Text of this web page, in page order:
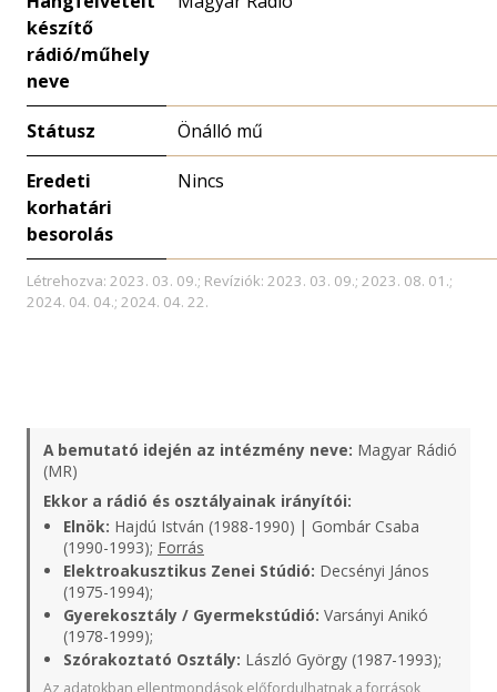
készítő
rádió/műhely
neve
Státusz Önálló mű
Eredeti
korhatári
besorolás
Nincs
Létrehozva: 2023. 03. 09.; Revíziók: 2023. 03. 09.; 2023. 08. 01.;
2024. 04. 04.; 2024. 04. 22.
A bemutató idején az intézmény neve: Magyar Rádió
(MR)
Ekkor a rádió és osztályainak irányítói:
Elnök: Hajdú István (1988-1990) | Gombár Csaba
(1990-1993); Forrás
Elektroakusztikus Zenei Stúdió: Decsényi János
(1975-1994);
Gyerekosztály / Gyermekstúdió: Varsányi Anikó
(1978-1999);
Szórakoztató Osztály: László György (1987-1993);
Az adatokban ellentmondások előfordulhatnak a források